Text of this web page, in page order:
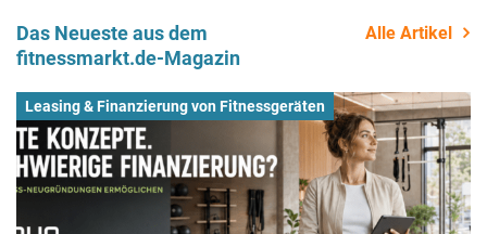
Das Neueste aus dem
fitnessmarkt.de-Magazin
Alle Artikel
Leasing & Finanzierung von Fitnessgeräten